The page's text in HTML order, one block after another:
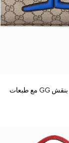
حقيبة الظهر بنقش GG مع طبعات